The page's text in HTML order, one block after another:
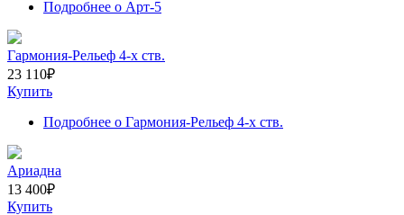
Подробнее о Арт-5
Гармония-Рельеф 4-х ств.
23 110₽
Купить
Подробнее о Гармония-Рельеф 4-х ств.
Ариадна
13 400₽
Купить